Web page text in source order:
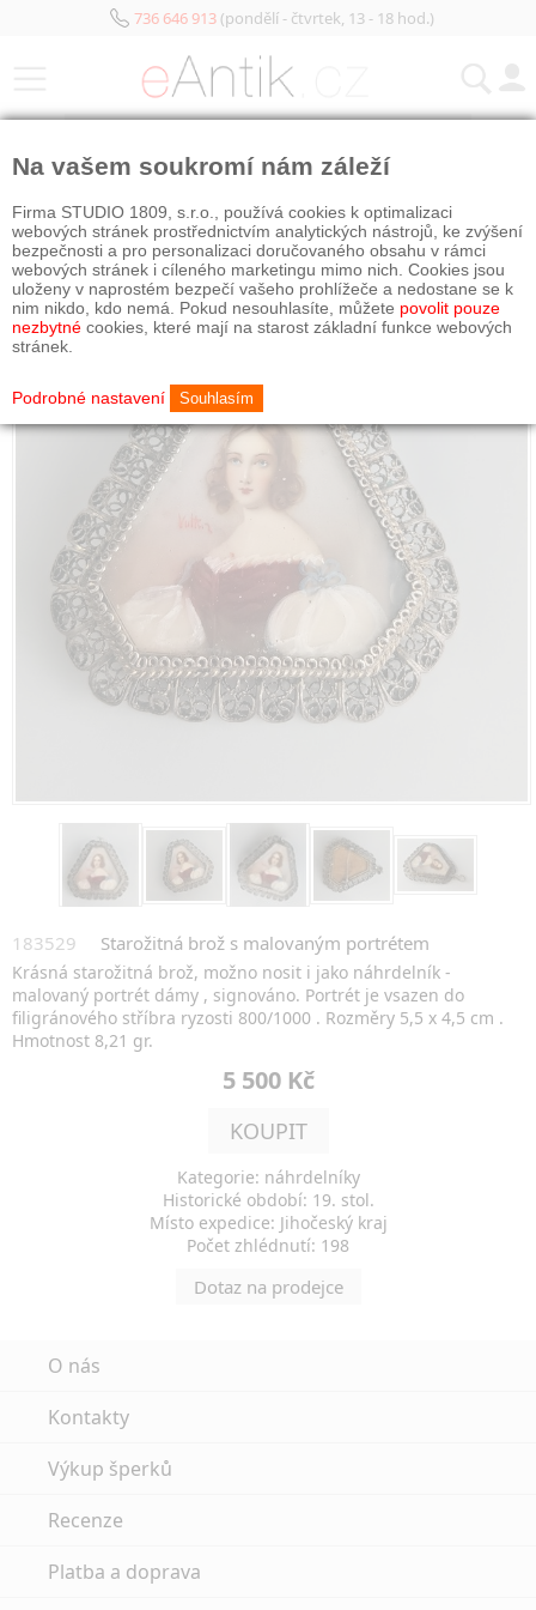
736 646 913(pondělí - čtvrtek, 13 - 18 hod.)
183529 Starožitná brož s malovaným portrétem
Krásná starožitná brož, možno nosit i jako náhrdelník -
malovaný portrét dámy , signováno. Portrét je vsazen do
filigránového stříbra ryzosti 800/1000 . Rozměry 5,5 x 4,5 cm .
Hmotnost 8,21 gr.
5 500 Kč
KOUPIT
Kategorie: náhrdelníky
Historické období: 19. stol.
Místo expedice: Jihočeský kraj
Počet zhlédnutí: 198
Dotaz na prodejce
O nás
Kontakty
Výkup šperků
Recenze
Platba a doprava
Na vašem soukromí nám záleží
Firma STUDIO 1809, s.r.o., používá cookies k optimalizaci
webových stránek prostřednictvím analytických nástrojů, ke zvýšení
bezpečnosti a pro personalizaci doručovaného obsahu v rámci
webových stránek i cíleného marketingu mimo nich. Cookies jsou
uloženy v naprostém bezpečí vašeho prohlížeče a nedostane se k
nim nikdo, kdo nemá. Pokud nesouhlasíte, můžete povolit pouze
nezbytné cookies, které mají na starost základní funkce webových
stránek.
Podrobné nastavení Souhlasím